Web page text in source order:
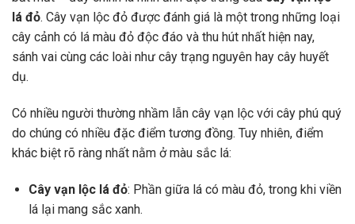
lá đỏ. Cây vạn lộc đỏ được đánh giá là một trong những loại
cây cảnh có lá màu đỏ độc đáo và thu hút nhất hiện nay,
sánh vai cùng các loài như cây trạng nguyên hay cây huyết
dụ.
Có nhiều người thường nhầm lẫn cây vạn lộc với cây phú quý
do chúng có nhiều đặc điểm tương đồng. Tuy nhiên, điểm
khác biệt rõ ràng nhất nằm ở màu sắc lá:
Cây vạn lộc lá đỏ: Phần giữa lá có màu đỏ, trong khi viền
lá lại mang sắc xanh.